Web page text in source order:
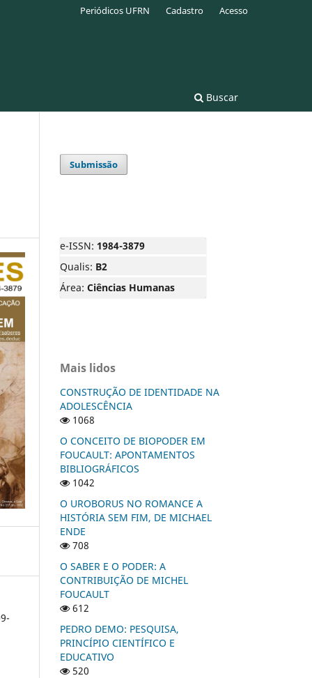
Buscar
Periódicos UFRN Cadastro Acesso
Submissão
e-ISSN: 1984-3879
Qualis: B2
Área: Ciências Humanas
Mais lidos
CONSTRUÇÃO DE IDENTIDADE NA
ADOLESCÊNCIA
1068
O CONCEITO DE BIOPODER EM
FOUCAULT: APONTAMENTOS
BIBLIOGRÁFICOS
1042
O UROBORUS NO ROMANCE A
HISTÓRIA SEM FIM, DE MICHAEL
ENDE
708
O SABER E O PODER: A
CONTRIBUIÇÃO DE MICHEL
FOUCAULT
612
PEDRO DEMO: PESQUISA,
PRINCÍPIO CIENTÍFICO E
EDUCATIVO
520